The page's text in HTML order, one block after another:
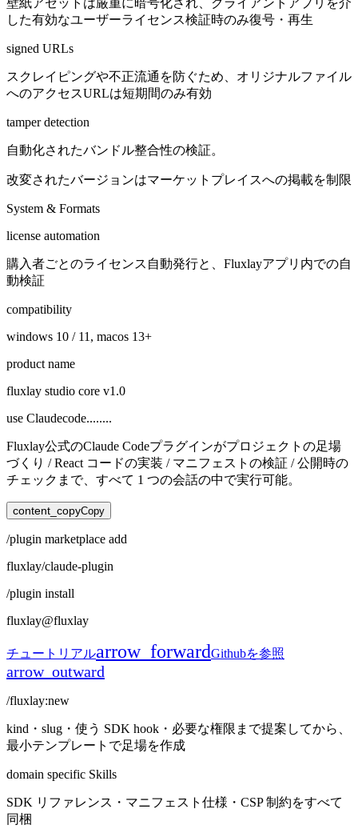
した有効なユーザーライセンス検証時のみ復号・再生
signed URLs
スクレイピングや不正流通を防ぐため、オリジナルファイル
へのアクセスURLは短期間のみ有効
tamper detection
自動化されたバンドル整合性の検証。
改変されたバージョンはマーケットプレイスへの掲載を制限
System & Formats
license automation
購入者ごとのライセンス自動発行と、Fluxlayアプリ内での自
動検証
compatibility
windows 10 / 11, macos 13+
product name
fluxlay studio core v1.0
use Claudecode........
Fluxlay公式のClaude Codeプラグインがプロジェクトの足場
づくり / React コードの実装 / マニフェストの検証 / 公開時の
チェックまで、すべて 1 つの会話の中で実行可能。
content_copyCopy
/plugin marketplace add
fluxlay/claude-plugin
/plugin install
fluxlay@fluxlay
チュートリアルarrow_forwardGithubを参照
arrow_outward
/fluxlay:new
kind・slug・使う SDK hook・必要な権限まで提案してから、
最小テンプレートで足場を作成
domain specific Skills
SDK リファレンス・マニフェスト仕様・CSP 制約をすべて
同梱